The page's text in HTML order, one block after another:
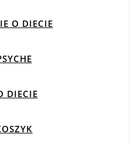
O DIECIE
DIECIE